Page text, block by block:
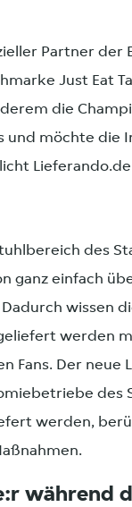
Partner der
Just Eat
die
und möchte die
Lieferando.de
des
ganz einfach
wissen
werden
Fans. Der neue
des
werden,
während